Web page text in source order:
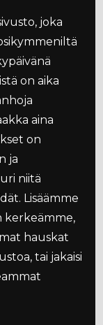
joka
on aika
aina
on
ja
niitä
Lisäämme
kerkeämme,
hauskat
tai jakaisi